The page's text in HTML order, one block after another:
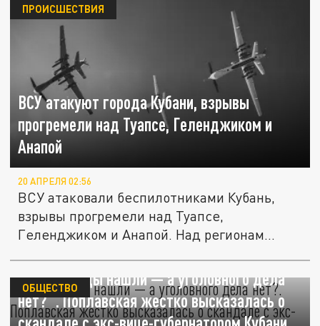
ВСУ атакуют города Кубани, взрывы
прогремели над Туапсе, Геленджиком и
Анапой
ПРОИСШЕСТВИЯ
20 АПРЕЛЯ 02:56
ВСУ атаковали беспилотниками Кубань,
взрывы прогремели над Туапсе,
Геленджиком и Анапой. Над регионам...
"Миллиарды нашли — а уголовного дела
нет?". Поплавская жестко высказалась о
ОБЩЕСТВО